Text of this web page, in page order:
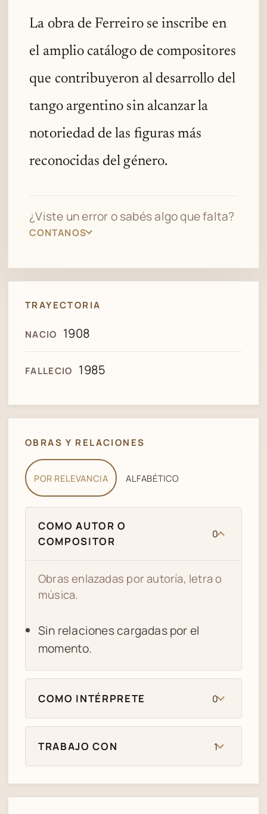
La obra de Ferreiro se inscribe en
el amplio catálogo de compositores
que contribuyeron al desarrollo del
tango argentino sin alcanzar la
notoriedad de las figuras más
reconocidas del género.
¿Viste un error o sabés algo que falta?
CONTANOS
TRAYECTORIA
NACIO 1908
FALLECIO 1985
OBRAS Y RELACIONES
POR RELEVANCIA ALFABÉTICO
COMO AUTOR O
COMPOSITOR
0
Obras enlazadas por autoría, letra o
música.
Sin relaciones cargadas por el
momento.
COMO INTÉRPRETE 0
TRABAJO CON 1